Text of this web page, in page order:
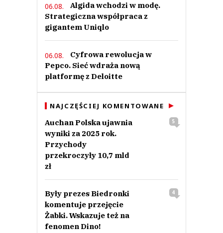
06.08.
Algida wchodzi w modę.
Strategiczna współpraca z
gigantem Uniqlo
06.08.
Cyfrowa rewolucja w
Pepco. Sieć wdraża nową
platformę z Deloitte
NAJCZĘŚCIEJ KOMENTOWANE
Auchan Polska ujawnia
wyniki za 2025 rok.
Przychody
przekroczyły 10,7 mld
zł
5
Były prezes Biedronki
komentuje przejęcie
Żabki. Wskazuje też na
fenomen Dino!
4